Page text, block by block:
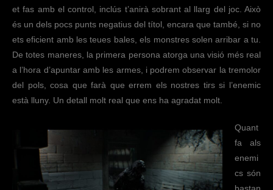
et fas amb el control, inclús t’anirà sobrant al llarg del joc. Això
és un dels pocs punts negatius del títol, encara que també, si no
ets eficient amb les teues bales, els monstres solen arribar a tu.
De totes maneres, la primera persona atorga una visió més real
a l’hora d’apuntar amb les armes, i podrem observar la tremolor
del pols, cosa que farà que errem els nostres tirs si l’enemic
està lluny. Un detall molt real que ens ha agradat molt.
Quant
fa als
enemi
cs són